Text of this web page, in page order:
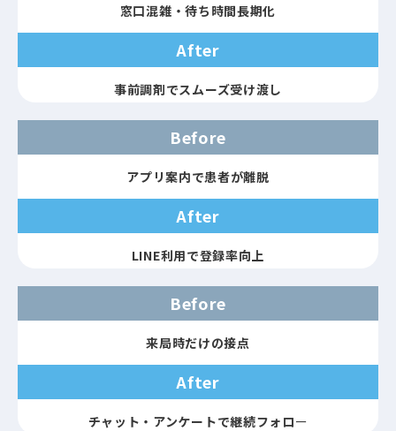
窓口混雑・待ち時間長期化
After
事前調剤でスムーズ受け渡し
Before
アプリ案内で患者が離脱
After
LINE利用で登録率向上
Before
来局時だけの接点
After
チャット・アンケートで継続フォロー